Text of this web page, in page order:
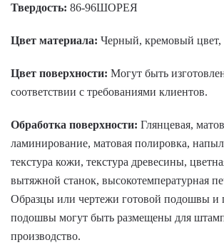
Твердость: 86-96ШОРЕЯ
Цвет материала: Черный, кремовый цвет,
Цвет поверхности: Могут быть
соответствии с требованиями клиентов.
Обработка поверхности: Глянцевая,
ламинирование, матовая полировка,
текстура кожи, текстура древесины,
вытяжной станок, высокотемпературная
Образцы или чертежи готовой подошвы и
подошвы могут быть размещены для
производство.